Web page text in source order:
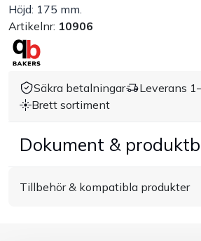
Plåtbyte
Monin
Handla efter bransch
Varumärken
Outlet
Höjd: 175 mm.
Artikelnr: 10906
Säkra betalningar
Leverans
Brett sortiment
Dokument &
Tillbehör & kompatibla produkter